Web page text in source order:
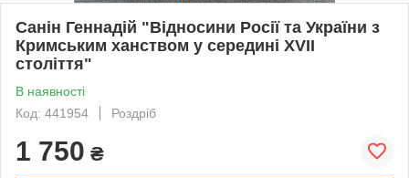
Санін Геннадій "Відносини Росії та України з
Кримським ханством у середині XVII
століття"
В наявності
Код: 441954
Роздріб
1 750 ₴